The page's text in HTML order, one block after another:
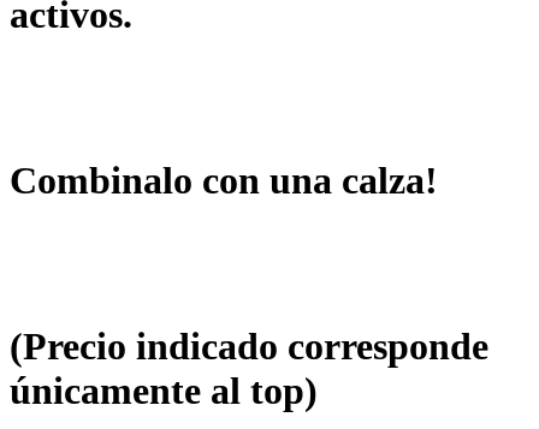
activos.
Combinalo con una calza!
(Precio indicado corresponde
únicamente al top)